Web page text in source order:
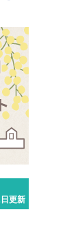
」
こと
自
更新